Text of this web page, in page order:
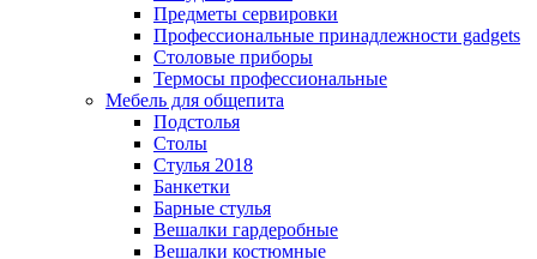
Предметы сервировки
Профессиональные принадлежности gadgets
Столовые приборы
Термосы профессиональные
Мебель для общепита
Подстолья
Столы
Стулья 2018
Банкетки
Барные стулья
Вешалки гардеробные
Вешалки костюмные